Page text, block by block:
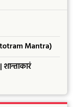
Mantra)